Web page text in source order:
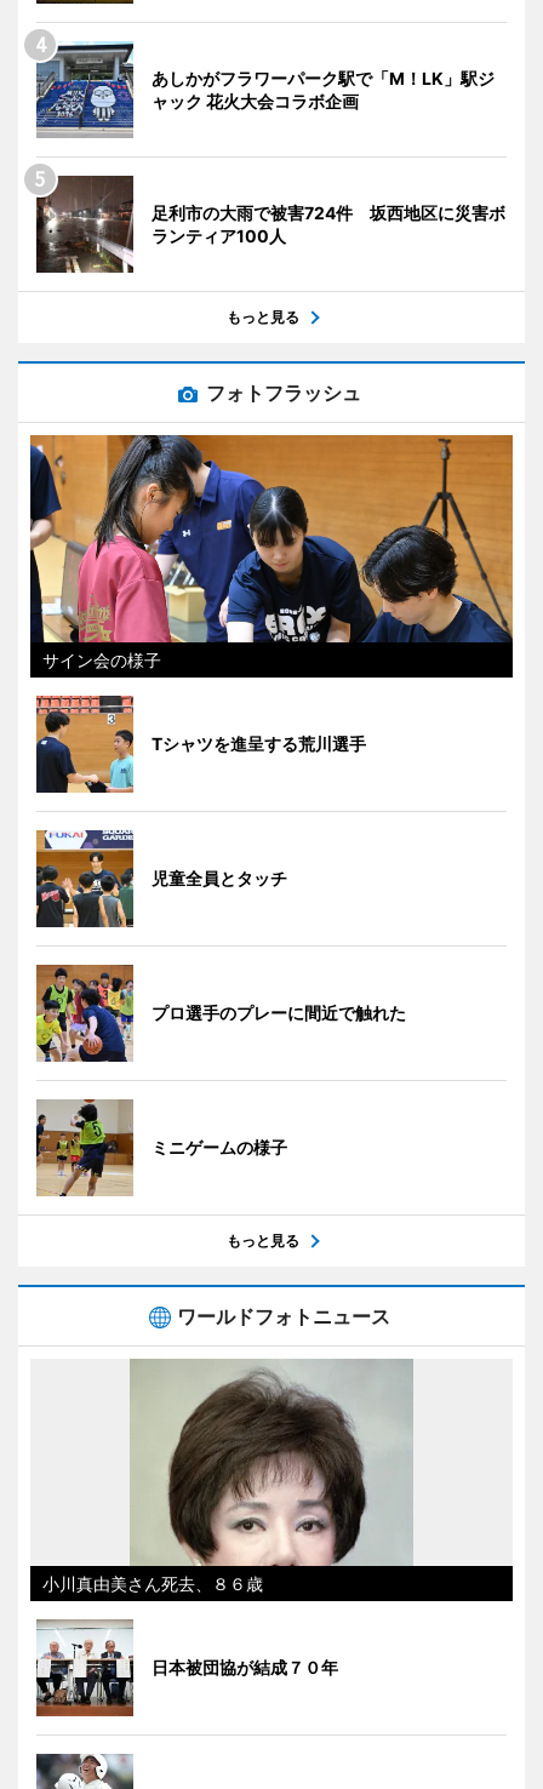
あしかがフラワーパーク駅で「M！LK」駅ジ
ャック 花火大会コラボ企画
足利市の大雨で被害724件 坂西地区に災害ボ
ランティア100人
もっと見る
フォトフラッシュ
サイン会の様子
Tシャツを進呈する荒川選手
児童全員とタッチ
プロ選手のプレーに間近で触れた
ミニゲームの様子
もっと見る
ワールドフォトニュース
小川真由美さん死去、８６歳
日本被団協が結成７０年